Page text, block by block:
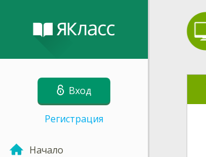
Вход
Регистрация
Начало